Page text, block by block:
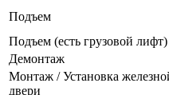
Подъем
Подъем (есть грузовой лифт)
Демонтаж
Монтаж / Установка
двери